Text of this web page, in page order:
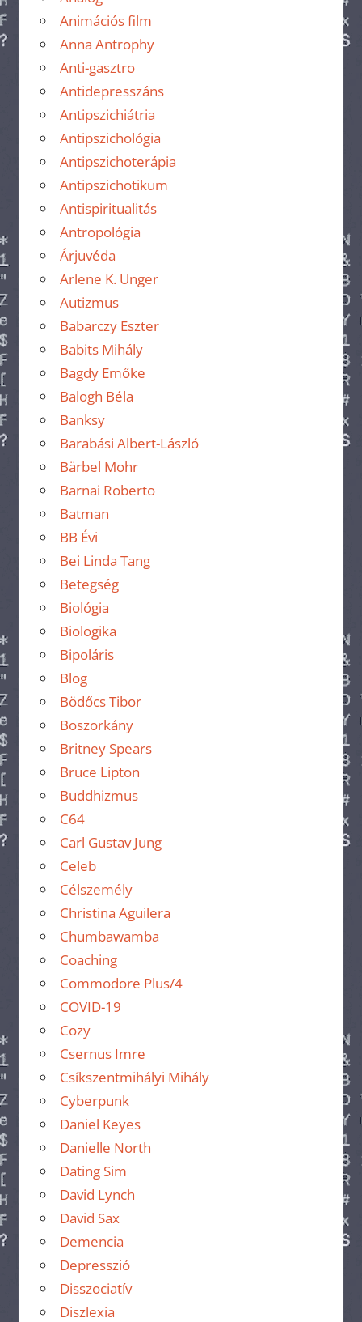
Animációs film
Anna Antrophy
Anti-gasztro
Antidepresszáns
Antipszichiátria
Antipszichológia
Antipszichoterápia
Antipszichotikum
Antispiritualitás
Antropológia
Árjuvéda
Arlene K. Unger
Autizmus
Babarczy Eszter
Babits Mihály
Bagdy Emőke
Balogh Béla
Banksy
Barabási Albert-László
Bärbel Mohr
Barnai Roberto
Batman
BB Évi
Bei Linda Tang
Betegség
Biológia
Biologika
Bipoláris
Blog
Bödőcs Tibor
Boszorkány
Britney Spears
Bruce Lipton
Buddhizmus
C64
Carl Gustav Jung
Celeb
Célszemély
Christina Aguilera
Chumbawamba
Coaching
Commodore Plus/4
COVID-19
Cozy
Csernus Imre
Csíkszentmihályi Mihály
Cyberpunk
Daniel Keyes
Danielle North
Dating Sim
David Lynch
David Sax
Demencia
Depresszió
Disszociatív
Diszlexia